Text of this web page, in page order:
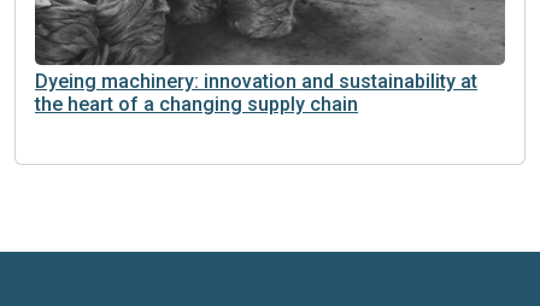
Dyeing machinery: innovation and sustainability at
the heart of a changing supply chain